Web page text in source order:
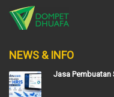
NEWS & INFO
Jasa